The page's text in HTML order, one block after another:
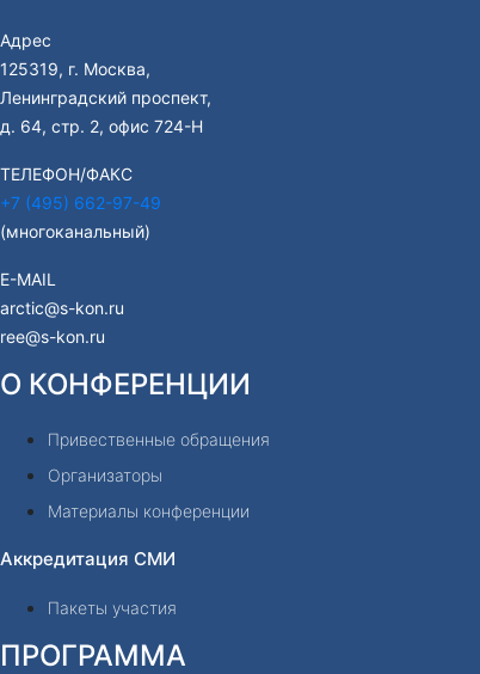
Адрес
125319, г. Москва,
Ленинградский проспект,
д. 64, стр. 2, офис 724-Н
ТЕЛЕФОН/ФАКС
+7 (495) 662-97-49
(многоканальный)
E-MAIL
arctic@s-kon.ru
ree@s-kon.ru
О КОНФЕРЕНЦИИ
Привественные обращения
Организаторы
Материалы конференции
Аккредитация СМИ
Пакеты участия
ПРОГРАММА